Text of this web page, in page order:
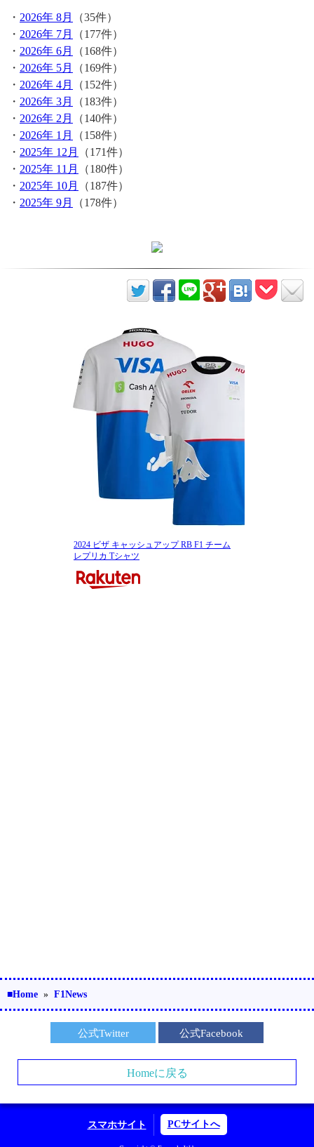
・ 2026年 8月
（35件）
・ 2026年 7月
（177件）
・ 2026年 6月
（168件）
・ 2026年 5月
（169件）
・ 2026年 4月
（152件）
・ 2026年 3月
（183件）
・ 2026年 2月
（140件）
・ 2026年 1月
（158件）
・ 2025年 12月
（171件）
・ 2025年 11月
（180件）
・ 2025年 10月
（187件）
・ 2025年 9月 （178件）
2024 ビザ キャッシュアップ RB F1 チーム
レプリカ Tシャツ
■Home » F1News
公式Twitter 公式Facebook
Homeに戻る
スマホサイト PCサイトへ